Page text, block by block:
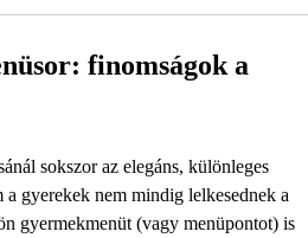
finomságok a
sokszor az elegáns, különleges
gyerekek nem mindig lelkesednek a
gyermekmenüt (vagy menüpontot) is